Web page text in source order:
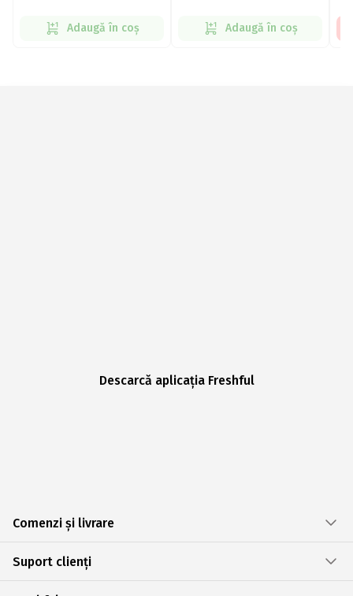
Adaugă în coș Adaugă în coș
Descarcă aplicația Freshful
Comenzi și livrare
Suport clienți